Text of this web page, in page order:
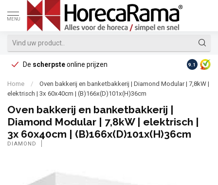
MENU
De scherpsteonline prijzen Op
9.1
Home /
Oven bakkerij en banketbakkerij | Diamond Modular | 7,8kW |
elektrisch | 3x 60x40cm | (B)166x(D)101x(H)36cm
Oven bakkerij en banketbakkerij |
Diamond Modular | 7,8kW | elektrisch |
3x 60x40cm | (B)166x(D)101x(H)36cm
DIAMOND